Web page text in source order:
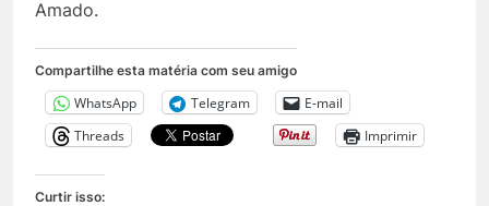
Amado.
Compartilhe esta matéria com seu amigo
WhatsApp Telegram
E-mail
Threads
Imprimir
Curtir isso: